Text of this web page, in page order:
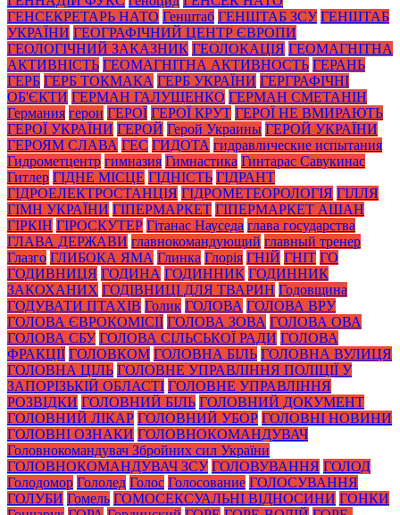
ГЕНСЕКРЕТАРЬ НАТО Генштаб ГЕНШТАБ ЗСУ ГЕНШТАБ
УКРАЇНИ ГЕОГРАФІЧНИЙ ЦЕНТР ЄВРОПИ
ГЕОЛОГІЧНИЙ ЗАКАЗНИК ГЕОЛОКАЦІЯ ГЕОМАГНІТНА
АКТИВНІСТЬ ГЕОМАГНІТНА АКТИВНОСТЬ ГЕРАНЬ
ГЕРБ ГЕРБ ТОКМАКА ГЕРБ УКРАЇНИ ГЕРГРАФІЧНІ
ОБ'ЄКТИ ГЕРМАН ГАЛУЩЕНКО ГЕРМАН СМЕТАНІН
Германия герои ГЕРОЇ ГЕРОЇ КРУТ ГЕРОЇ НЕ ВМИРАЮТЬ
ГЕРОЇ УКРАЇНИ ГЕРОЙ Герой Украины ГЕРОЙ УКРАЇНИ
ГЕРОЯМ СЛАВА ГЕС ГИДОТА гидравлические испытания
Гидрометцентр гимназия Гимнастика Гинтарас Савукинас
Гитлер ГІДНЕ МІСЦЕ ГІДНІСТЬ ГІДРАНТ
ГІДРОЕЛЕКТРОСТАНЦІЯ ГІДРОМЕТЕОРОЛОГІЯ ГІЛЛЯ
ГІМН УКРАЇНИ ГІПЕРМАРКЕТ ГІПЕРМАРКЕТ АШАН
ГІРКІН ГІРОСКУТЕР Гітанас Науседа глава государства
ГЛАВА ДЕРЖАВИ главнокомандующий главный тренер
Глазго ГЛИБОКА ЯМА Глинка Глорія ГНІЙ ГНІТ ГО
ГОДИВНИЦЯ ГОДИНА ГОДИННИК ГОДИННИК
ЗАКОХАНИХ ГОДІВНИЦІ ДЛЯ ТВАРИН Годовщина
ГОДУВАТИ ПТАХІВ Голик ГОЛОВА ГОЛОВА ВРУ
ГОЛОВА ЄВРОКОМІСІЇ ГОЛОВА ЗОВА ГОЛОВА ОВА
ГОЛОВА СБУ ГОЛОВА СІЛЬСЬКОЇ РАДИ ГОЛОВА
ФРАКЦІЇ ГОЛОВКОМ ГОЛОВНА БІЛЬ ГОЛОВНА ВУЛИЦЯ
ГОЛОВНА ЦІЛЬ ГОЛОВНЕ УПРАВЛІННЯ ПОЛІЦІЇ У
ЗАПОРІЗЬКІЙ ОБЛАСТІ ГОЛОВНЕ УПРАВЛІННЯ
РОЗВІДКИ ГОЛОВНИЙ БІЛЬ ГОЛОВНИЙ ДОКУМЕНТ
ГОЛОВНИЙ ЛІКАР ГОЛОВНИЙ УБОР ГОЛОВНІ НОВИНИ
ГОЛОВНІ ОЗНАКИ ГОЛОВНОКОМАНДУВАЧ
Головнокомандувач Збройних сил України
ГОЛОВНОКОМАНДУВАЧ ЗСУ ГОЛОВУВАННЯ ГОЛОД
Голодомор Гололед Голос Голосование ГОЛОСУВАННЯ
ГОЛУБИ Гомель ГОМОСЕКСУАЛЬНІ ВІДНОСИНИ ГОНКИ